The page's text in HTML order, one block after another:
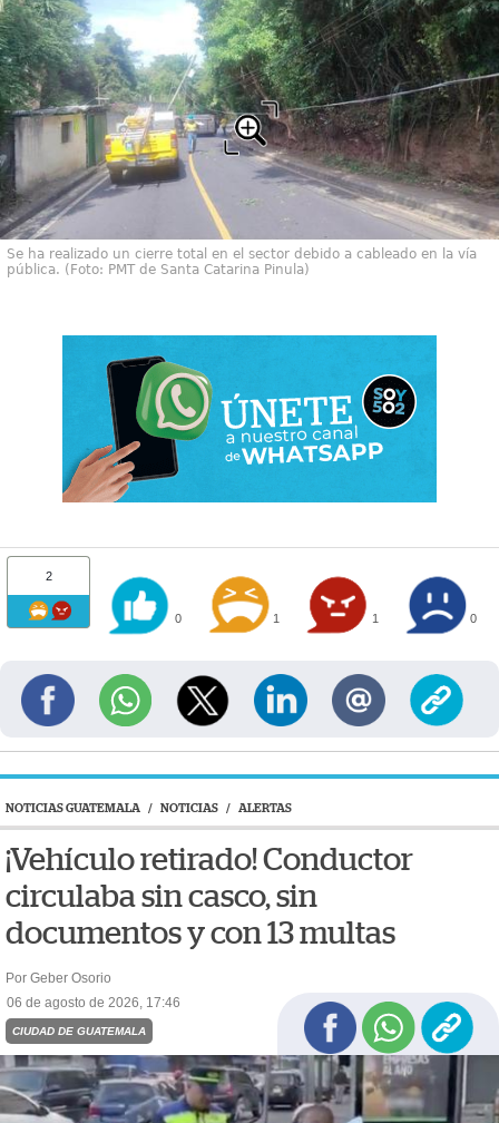
Se ha realizado un cierre total en el sector debido a cableado en la vía
pública. (Foto: PMT de Santa Catarina Pinula)
2
0 1 1 0
NOTICIAS GUATEMALA / NOTICIAS / ALERTAS
¡Vehículo retirado! Conductor
circulaba sin casco, sin
documentos y con 13 multas
Por Geber Osorio
06 de agosto de 2026, 17:46
CIUDAD DE GUATEMALA